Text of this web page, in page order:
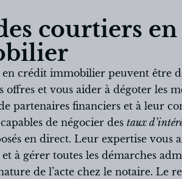
courtiers
en crédit immobilier peuvent être
offres et vous aider à dégoter les
partenaires financiers et à leur
de négocier des taux
en direct. Leur expertise vous
à gérer toutes les démarches
de l’acte chez le notaire. Le